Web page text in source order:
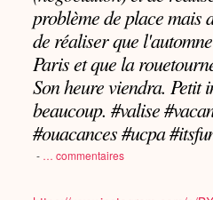
problème de place mais
de réaliser que
Paris et que la
Son heure viendra. Petit
beaucoup. #valise
#ouacances #ucpa
- … commentaires